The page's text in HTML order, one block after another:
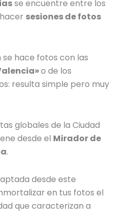
se encuentre entre los
sesiones de fotos
hace fotos con las
o de los
resulta simple pero muy
globales de la Ciudad
desde el Mirador de
.
desde este
en tus fotos el
que caracterizan a